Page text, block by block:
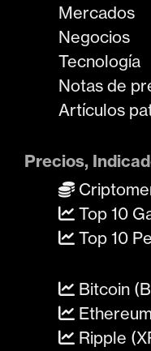
Mercados
Negocios
Tecnología
Notas de
Artículos
Precios,
Top 10
Top 10
Bitcoin
Ripple